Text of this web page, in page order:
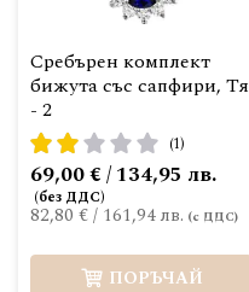
Сребърен комплект
бижута със сапфири, Тя
- 2
рейтинг:
40%
(1)
82,80 €/ 161,94 лв.
69,00 € / 134,95 лв.
ПОРЪЧАЙ